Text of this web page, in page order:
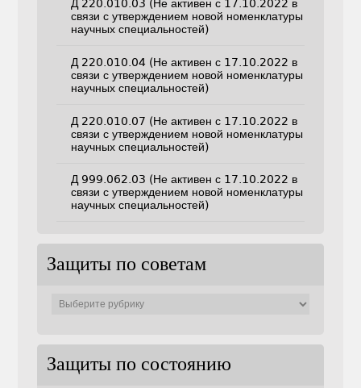
Д 220.010.03 (Не активен с 17.10.2022 в
связи с утверждением новой номенклатуры
научных специальностей)
Д 220.010.04 (Не активен с 17.10.2022 в
связи с утверждением новой номенклатуры
научных специальностей)
Д 220.010.07 (Не активен с 17.10.2022 в
связи с утверждением новой номенклатуры
научных специальностей)
Д 999.062.03 (Не активен с 17.10.2022 в
связи с утверждением новой номенклатуры
научных специальностей)
Защиты по советам
Защиты по состоянию